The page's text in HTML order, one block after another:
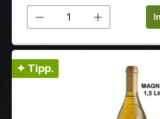
Ochsenschwanz (auch als
gebratenen Innereien (Leber,
Produkt Anzahl:
✦ Tipp.